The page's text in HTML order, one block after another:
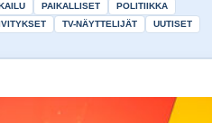
PAIKALLISET
POLITIIKKA
TV-NÄYTTELIJÄT
UUTISET